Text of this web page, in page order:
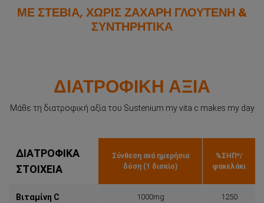
ΜΕ ΣΤΕΒΙΑ, ΧΩΡΙΣ ΖΑΧΑΡΗ ΓΛΟΥΤΕΝΗ &
ΣΥΝΤΗΡΗΤΙΚΑ
ΔΙΑΤΡΟΦΙΚΗ ΑΞΙΑ
Μάθε τη διατροφική αξία του Sustenium my vita c makes my day
ΔΙΑΤΡΟΦΙΚΑ
ΣΤΟΙΧΕΙΑ
Σύνθεση ανά ημερήσια
δόση (1 δισκίο)
%ΣΗΠ*/
φακελάκι
Βιταμίνη C 1000mg 1250